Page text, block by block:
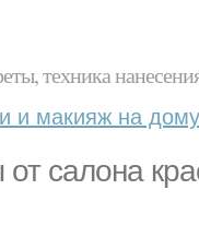
техника
и макияж на дому
салона